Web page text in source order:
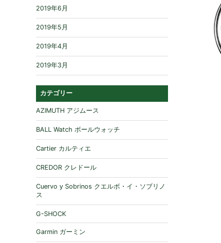
2019年6月
2019年5月
2019年4月
2019年3月
カテゴリー
AZIMUTH アジムース
BALL Watch ボールウォッチ
Cartier カルティエ
CREDOR クレドール
Cuervo y Sobrinos クエルボ・イ・ソブリノ
ス
G-SHOCK
Garmin ガーミン